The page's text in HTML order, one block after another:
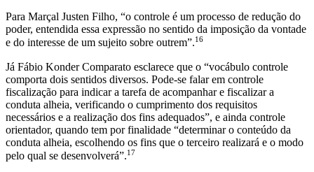
Para Marçal Justen Filho, “o controle é um processo de redução do
poder, entendida essa expressão no sentido da imposição da vontade
e do interesse de um sujeito sobre outrem”.16
Já Fábio Konder Comparato esclarece que o “vocábulo controle
comporta dois sentidos diversos. Pode-se falar em controle
fiscalização para indicar a tarefa de acompanhar e fiscalizar a
conduta alheia, verificando o cumprimento dos requisitos
necessários e a realização dos fins adequados”, e ainda controle
orientador, quando tem por finalidade “determinar o conteúdo da
conduta alheia, escolhendo os fins que o terceiro realizará e o modo
pelo qual se desenvolverá”.17